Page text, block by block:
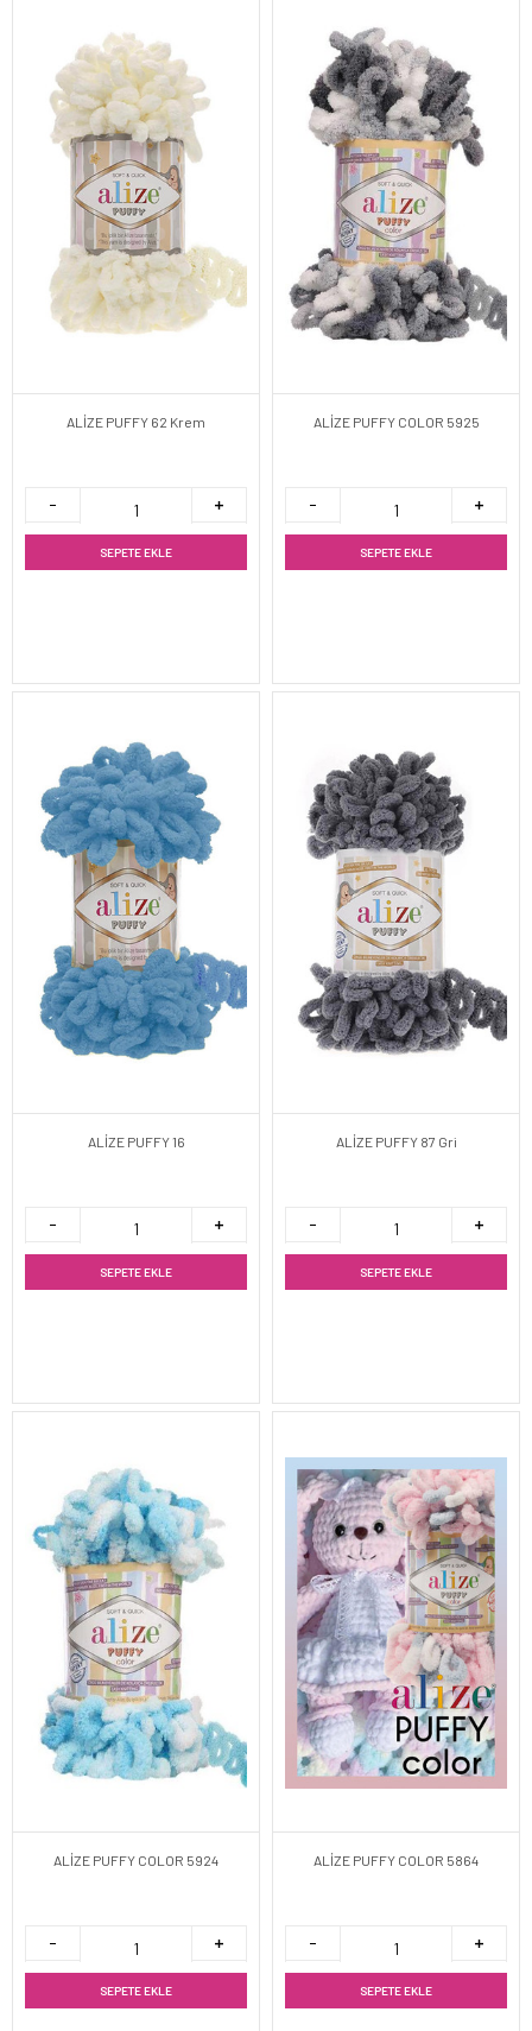
ALİZE PUFFY 62 Krem
SEPETE EKLE
ALİZE PUFFY COLOR 5925
SEPETE EKLE
ALİZE PUFFY 16
SEPETE EKLE
ALİZE PUFFY 87 Gri
SEPETE EKLE
ALİZE PUFFY COLOR 5924
SEPETE EKLE
ALİZE PUFFY COLOR 5864
SEPETE EKLE